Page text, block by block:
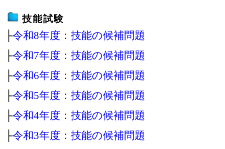
技能試験
├令和8年度：技能の候補問題
├令和7年度：技能の候補問題
├令和6年度：技能の候補問題
├令和5年度：技能の候補問題
├令和4年度：技能の候補問題
├令和3年度：技能の候補問題